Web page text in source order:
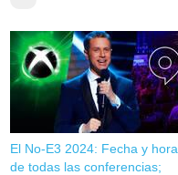
El No-E3 2024: Fecha y hora
de todas las conferencias;